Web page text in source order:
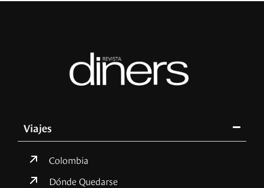
Viajes
Colombia
Dónde Quedarse